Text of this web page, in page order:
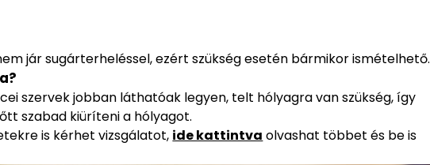
jár sugárterheléssel, ezért szükség esetén bármikor ismételhető.
szervek jobban láthatóak legyen, telt hólyagra van szükség, így
szabad kiüríteni a hólyagot.
is kérhet vizsgálatot, ide kattintva olvashat többet és be is